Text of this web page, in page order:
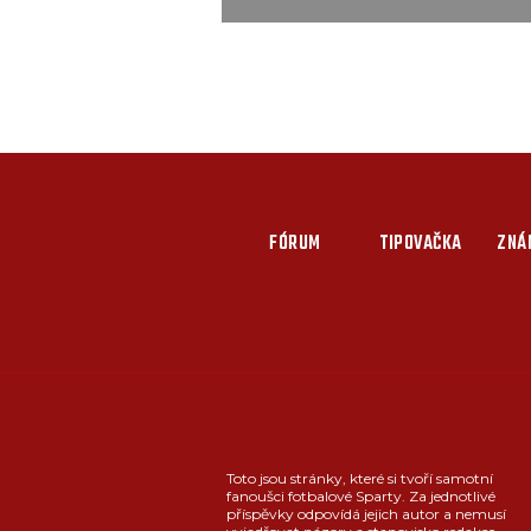
FÓRUM TIPOVAČKA
Toto jsou stránky, které si tvoří samotní
fanoušci fotbalové Sparty. Za jednotlivé
příspěvky odpovídá jejich autor a nemusí